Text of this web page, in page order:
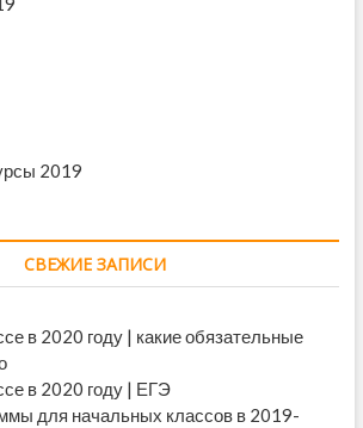
2019
СВЕЖИЕ ЗАПИСИ
в 2020 году | какие обязательные
в 2020 году | ЕГЭ
для начальных классов в 2019-